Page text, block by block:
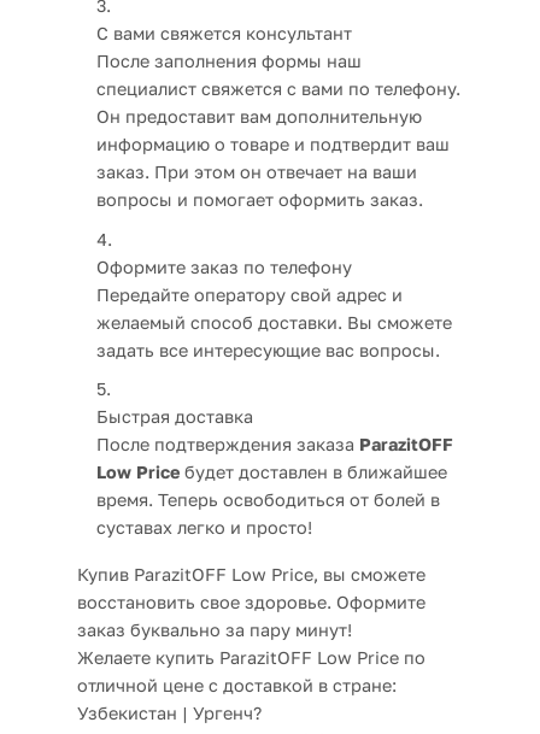
С вами свяжется консультант
После заполнения формы наш
специалист свяжется с вами по телефону.
Он предоставит вам дополнительную
информацию о товаре и подтвердит ваш
заказ. При этом он отвечает на ваши
вопросы и помогает оформить заказ.
Оформите заказ по телефону
Передайте оператору свой адрес и
желаемый способ доставки. Вы сможете
задать все интересующие вас вопросы.
Быстрая доставка
После подтверждения заказа ParazitOFF
Low Price будет доставлен в ближайшее
время. Теперь освободиться от болей в
суставах легко и просто!
Купив ParazitOFF Low Price, вы сможете
восстановить свое здоровье. Оформите
заказ буквально за пару минут!
Желаете купить ParazitOFF Low Price по
отличной цене с доставкой в стране:
Узбекистан | Ургенч?